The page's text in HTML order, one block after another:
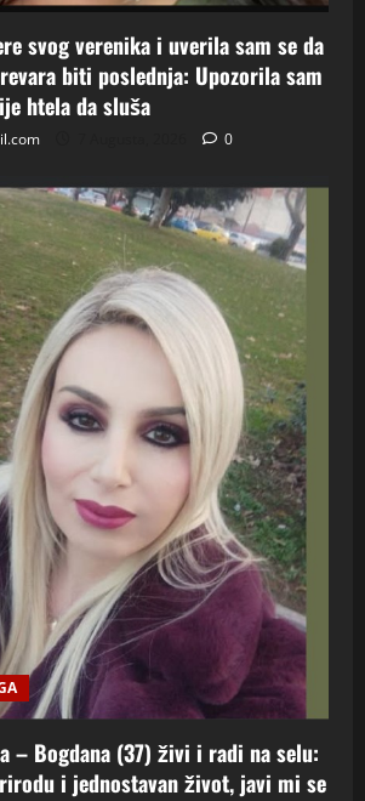
svog verenika i uverila sam se da
biti poslednja: Upozorila sam
htela da sluša
0
– Bogdana (37) živi i radi na selu:
i jednostavan život, javi mi se